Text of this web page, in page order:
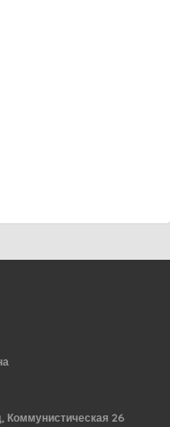
Коммунистическая 26